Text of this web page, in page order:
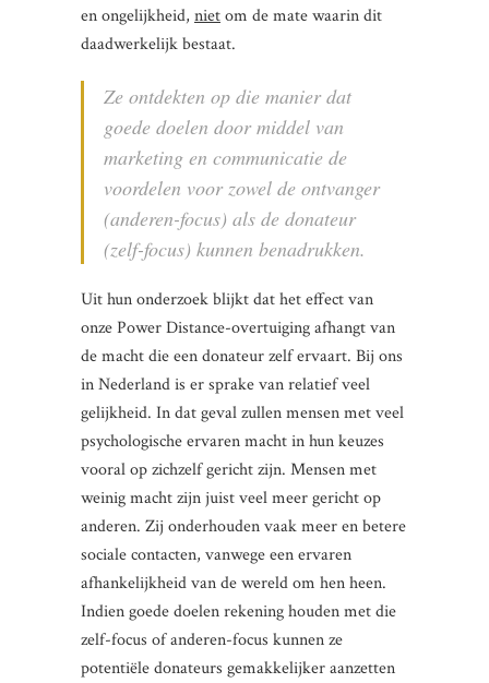
en ongelijkheid, nietom de mate waarin dit
daadwerkelijk bestaat.
Ze ontdekten op die manier dat
goede doelen door middel van
marketing en communicatie de
voordelen voor zowel de ontvanger
(anderen-focus) als de donateur
(zelf-focus) kunnen benadrukken.
Uit hun onderzoek blijkt dat het effect van
onze Power Distance-overtuiging afhangt van
de macht die een donateur zelf ervaart. Bij ons
in Nederland is er sprake van relatief veel
gelijkheid. In dat geval zullen mensen met veel
psychologische ervaren macht in hun keuzes
vooral op zichzelf gericht zijn. Mensen met
weinig macht zijn juist veel meer gericht op
anderen. Zij onderhouden vaak meer en betere
sociale contacten, vanwege een ervaren
afhankelijkheid van de wereld om hen heen.
Indien goede doelen rekening houden met die
zelf-focus of anderen-focus kunnen ze
potentiële donateurs gemakkelijker aanzetten